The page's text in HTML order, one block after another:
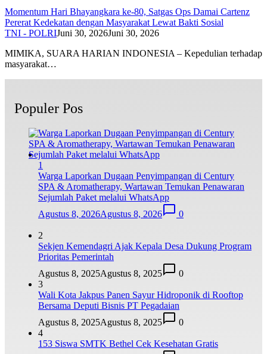
Momentum Hari Bhayangkara ke-80, Satgas Ops Damai Cartenz
Pererat Kedekatan dengan Masyarakat Lewat Bakti Sosial
TNI - POLRIJuni 30, 2026Juni 30, 2026
MIMIKA, SUARA HARIAN INDONESIA – Kepedulian terhadap
masyarakat…
Populer Pos
1
Warga Laporkan Dugaan Penyimpangan di Century
SPA & Aromatherapy, Wartawan Temukan Penawaran
Sejumlah Paket melalui WhatsApp
Agustus 8, 2026Agustus 8, 2026 0
2
Sekjen Kemendagri Ajak Kepala Desa Dukung Program
Prioritas Pemerintah
Agustus 8, 2025Agustus 8, 2025
0
3
Wali Kota Jakpus Panen Sayur Hidroponik di Rooftop
Bersama Deputi Bisnis PT Pegadaian
Agustus 8, 2025Agustus 8, 2025
0
4
153 Siswa SMTK Bethel Cek Kesehatan Gratis